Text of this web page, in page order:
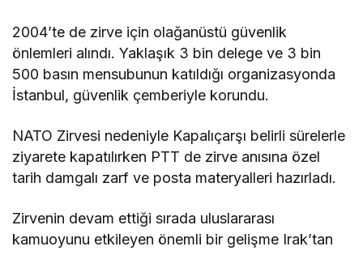
2004’te de zirve için olağanüstü güvenlik
önlemleri alındı. Yaklaşık 3 bin delege ve 3 bin
500 basın mensubunun katıldığı organizasyonda
İstanbul, güvenlik çemberiyle korundu.
NATO Zirvesi nedeniyle Kapalıçarşı belirli sürelerle
ziyarete kapatılırken PTT de zirve anısına özel
tarih damgalı zarf ve posta materyalleri hazırladı.
Zirvenin devam ettiği sırada uluslararası
kamuoyunu etkileyen önemli bir gelişme Irak’tan